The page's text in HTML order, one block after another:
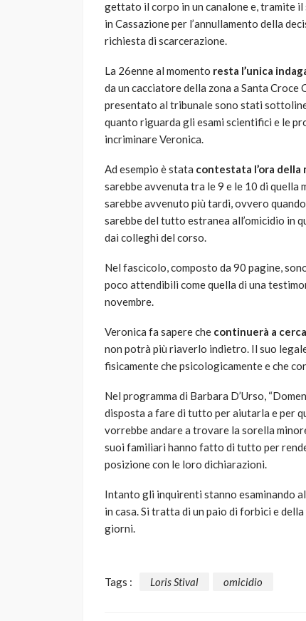
gettato il corpo in un canalone e, tramite
in Cassazione per l’annullamento della
richiesta di scarcerazione.
La 26enne al momento resta l’unica
da un cacciatore della zona a Santa Croce
presentato al tribunale sono stati
quanto riguarda gli esami scientifici e le
incriminare Veronica.
Ad esempio è stata contestata l’ora della
sarebbe avvenuta tra le 9 e le 10 di quella
sarebbe avvenuto più tardi, ovvero
sarebbe del tutto estranea all’omicidio in
dai colleghi del corso.
Nel fascicolo, composto da 90 pagine,
poco attendibili come quella di una
novembre.
Veronica fa sapere che continuerà a
non potrà più riaverlo indietro. Il suo
fisicamente che psicologicamente e che
Nel programma di Barbara D’Urso,
disposta a fare di tutto per aiutarla e per
vorrebbe andare a trovare la sorella
suoi familiari hanno fatto di tutto per
posizione con le loro dichiarazioni.
Intanto gli inquirenti stanno esaminando
in casa. Si tratta di un paio di forbici e della
giorni.
Tags : Loris Stival omicidio
VARIE
Robot
scegliere per il
god 1 anno ago